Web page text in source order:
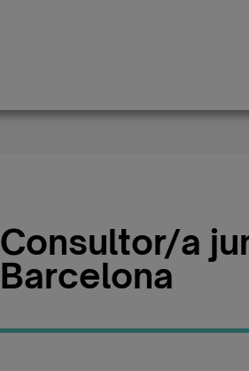
Consultor/a
Barcelona